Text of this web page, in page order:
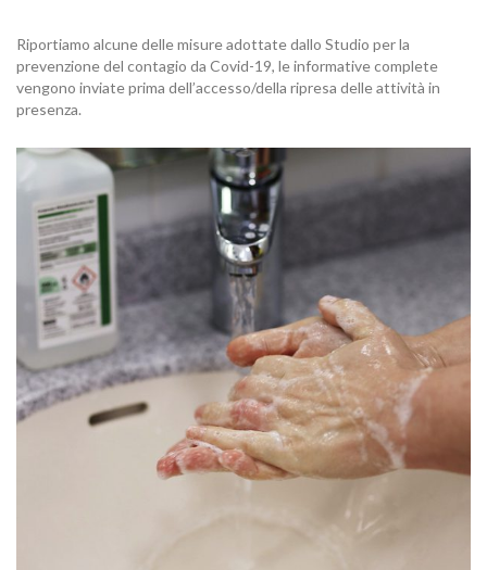
Riportiamo alcune delle misure adottate dallo Studio per la
prevenzione del contagio da Covid-19, le informative complete
vengono inviate prima dell’accesso/della ripresa delle attività in
presenza.